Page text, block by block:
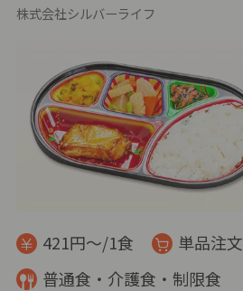
株式会社シルバーライフ
421円～/1食
単品注文
普通食・介護食・制限食